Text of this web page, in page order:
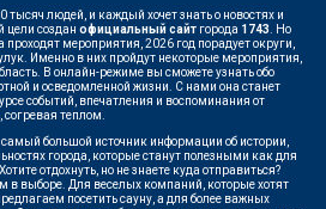
тысяч людей, и каждый хочет знать о новостях и
цели создан официальный сайт города 1743 . Но
проходят мероприятия, 2026 год порадует округи,
Именно в них пройдут некоторые мероприятия,
В онлайн-режиме вы сможете узнать обо
и осведомленной жизни. С нами она станет
событий, впечатления и воспоминания от
теплом.
большой источник информации об истории,
города, которые станут полезными как для
отдохнуть, но не знаете куда отправиться?
в выборе. Для веселых компаний, которые хотят
посетить сауну, а для более важных